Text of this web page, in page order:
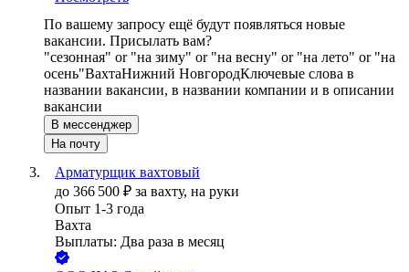
По вашему запросу ещё будут появляться новые
вакансии. Присылать вам?
"сезонная" or "на зиму" or "на весну" or "на лето" or "на
осень"ВахтаНижний НовгородКлючевые слова в
названии вакансии, в названии компании и в описании
вакансии
В мессенджер
На почту
Арматурщик вахтовый
до 366 500 ₽ за вахту, на руки
Опыт 1-3 года
Вахта
Выплаты: Два раза в месяц